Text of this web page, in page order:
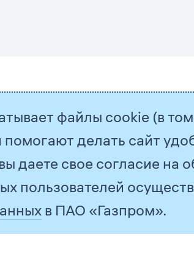
файлы cookie (в
делать сайт
даете свое согласие на
пользователей
в ПАО «Газпром».